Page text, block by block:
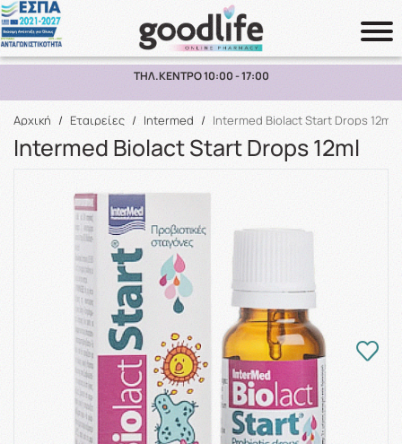
Αναζήτηση
ΠΑΡΑΛΑΒΗ ΑΠΟ ΤΟ ΚΑΤΑΣΤΗΜΑ ΑΝΩ ΤΩΝ 10€
Αρχική / Εταιρείες / Intermed / Intermed Biolact Start Drops 12ml
Intermed Biolact Start Drops 12ml